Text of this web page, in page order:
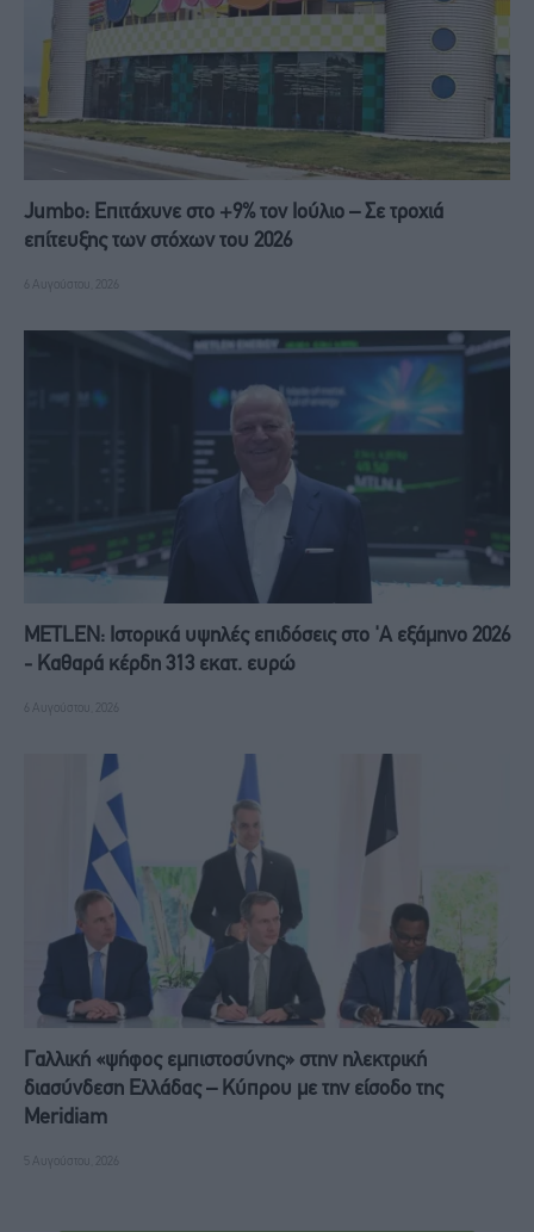
Jumbo: Επιτάχυνε στο +9% τον Ιούλιο – Σε τροχιά
επίτευξης των στόχων του 2026
6 Αυγούστου, 2026
METLEN: Iστορικά υψηλές επιδόσεις στο 'A εξάμηνο 2026
- Kαθαρά κέρδη 313 εκατ. ευρώ
6 Αυγούστου, 2026
Γαλλική «ψήφος εμπιστοσύνης» στην ηλεκτρική
διασύνδεση Ελλάδας – Κύπρου με την είσοδο της
Meridiam
5 Αυγούστου, 2026